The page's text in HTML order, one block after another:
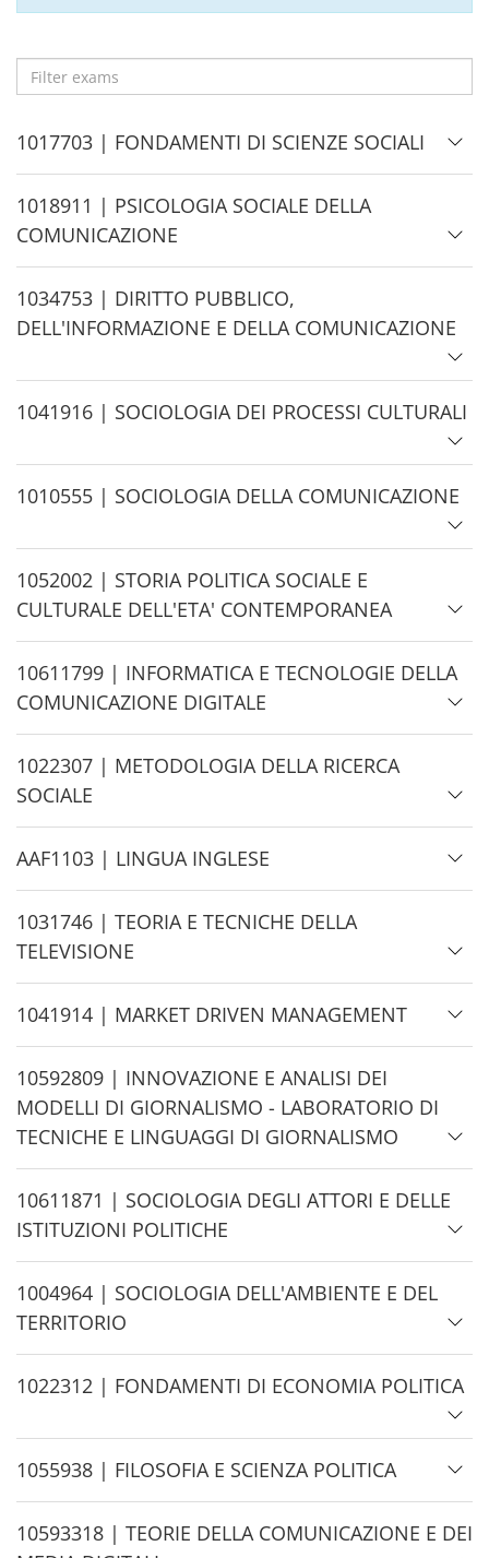
H
i
d
e
1017703 | FONDAMENTI DI SCIENZE SOCIALI
H
i
d
e
1018911 | PSICOLOGIA SOCIALE DELLA
COMUNICAZIONE
H
i
e
1034753 | DIRITTO PUBBLICO,
DELL'INFORMAZIONE E DELLA COMUNICAZIONE
H
d
e
1041916 | SOCIOLOGIA DEI PROCESSI CULTURALI
H
d
e
1010555 | SOCIOLOGIA DELLA COMUNICAZIONE
H
i
d
e
1052002 | STORIA POLITICA SOCIALE E
CULTURALE DELL'ETA' CONTEMPORANEA
H
i
d
e
10611799 | INFORMATICA E TECNOLOGIE DELLA
COMUNICAZIONE DIGITALE
H
i
d
e
1022307 | METODOLOGIA DELLA RICERCA
SOCIALE
H
i
d
e
AAF1103 | LINGUA INGLESE
H
i
d
e
1031746 | TEORIA E TECNICHE DELLA
TELEVISIONE
H
i
d
e
1041914 | MARKET DRIVEN MANAGEMENT
H
i
d
e
10592809 | INNOVAZIONE E ANALISI DEI
MODELLI DI GIORNALISMO - LABORATORIO DI
TECNICHE E LINGUAGGI DI GIORNALISMO
H
i
d
e
10611871 | SOCIOLOGIA DEGLI ATTORI E DELLE
ISTITUZIONI POLITICHE
H
i
d
e
1004964 | SOCIOLOGIA DELL'AMBIENTE E DEL
TERRITORIO
H
d
e
1022312 | FONDAMENTI DI ECONOMIA POLITICA
H
i
d
1055938 | FILOSOFIA E SCIENZA POLITICA
H
10593318 | TEORIE DELLA COMUNICAZIONE E DEI